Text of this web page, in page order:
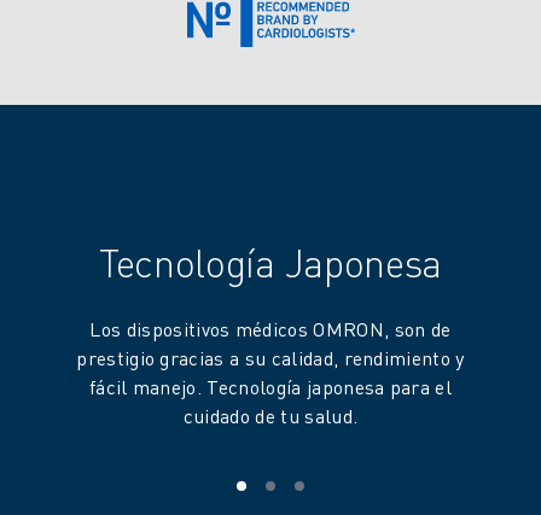
Tecnología Japonesa
Los dispositivos médicos OMRON, son de
prestigio gracias a su calidad, rendimiento y
fácil manejo. Tecnología japonesa para el
cuidado de tu salud.